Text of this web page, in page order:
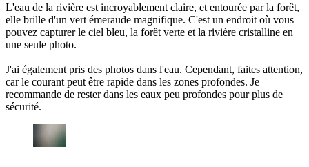
L'eau de la rivière est incroyablement claire, et entourée par la forêt,
elle brille d'un vert émeraude magnifique. C'est un endroit où vous
pouvez capturer le ciel bleu, la forêt verte et la rivière cristalline en
une seule photo.
J'ai également pris des photos dans l'eau. Cependant, faites attention,
car le courant peut être rapide dans les zones profondes. Je
recommande de rester dans les eaux peu profondes pour plus de
sécurité.